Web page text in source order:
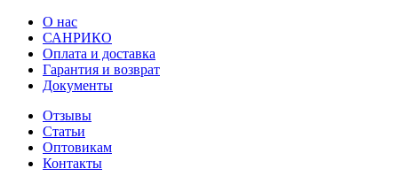
О нас
САНРИКО
Оплата и доставка
Гарантия и возврат
Документы
Отзывы
Статьи
Оптовикам
Контакты